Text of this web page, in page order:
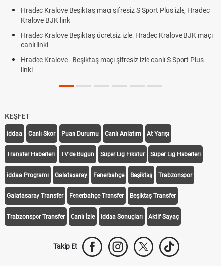
Hradec Kralove Beşiktaş maçı şifresiz S Sport Plus izle, Hradec
Kralove BJK link
Hradec Kralove Beşiktaş ücretsiz izle, Hradec Kralove BJK maçı
canlı linki
Hradec Kralove - Beşiktaş maçı şifresiz izle canlı S Sport Plus
linki
KEŞFET
iddaa Canlı Skor Puan Durumu Canlı Anlatım At Yarışı
Transfer Haberleri TV'de Bugün Süper Lig Fikstür Süper Lig Haberleri
iddaa Programı Galatasaray Fenerbahçe Beşiktaş Trabzonspor
Galatasaray Transfer Fenerbahçe Transfer Beşiktaş Transfer
Trabzonspor Transfer Canlı İzle iddaa Sonuçları Aktif Sayaç
Takip Et